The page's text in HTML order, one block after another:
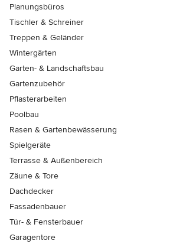
Planungsbüros
Tischler & Schreiner
Treppen & Geländer
Wintergärten
Garten- & Landschaftsbau
Gartenzubehör
Pflasterarbeiten
Poolbau
Rasen & Gartenbewässerung
Spielgeräte
Terrasse & Außenbereich
Zäune & Tore
Dachdecker
Fassadenbauer
Tür- & Fensterbauer
Garagentore